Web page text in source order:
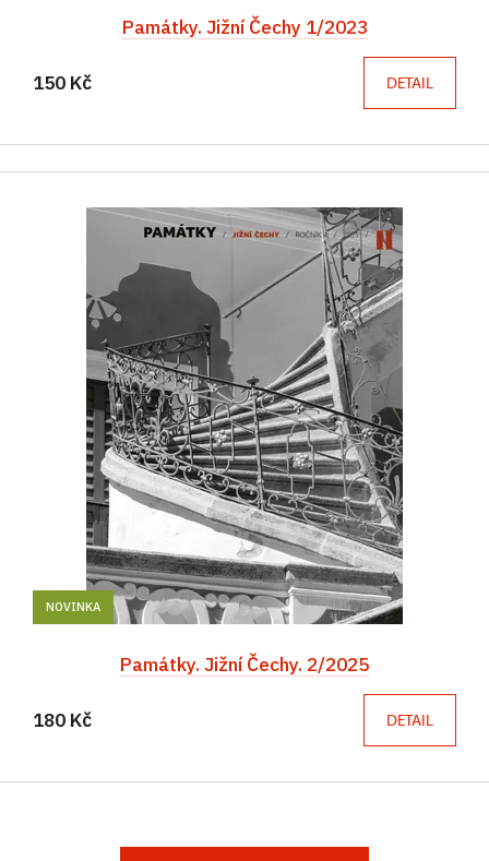
Památky. Jižní Čechy 1/2023
150 Kč DETAIL
NOVINKA
Památky. Jižní Čechy. 2/2025
180 Kč DETAIL